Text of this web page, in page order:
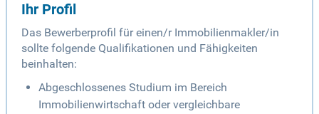
Ihr Profil
Das Bewerberprofil für einen/r Immobilienmakler/in
sollte folgende Qualifikationen und Fähigkeiten
beinhalten:
Abgeschlossenes Studium im Bereich
Immobilienwirtschaft oder vergleichbare